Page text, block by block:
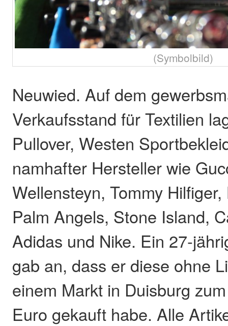
(Symbolbild)
Neuwied. Auf dem
Verkaufsstand für Textilien
Pullover, Westen
namhafter Hersteller wie
Wellensteyn, Tommy
Palm Angels, Stone Island,
Adidas und Nike. Ein 27-
gab an, dass er diese ohne
einem Markt in Duisburg
Euro gekauft habe. Alle